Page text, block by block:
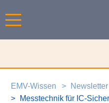
EMV-Wissen
Newsletter
Messtechnik für IC-